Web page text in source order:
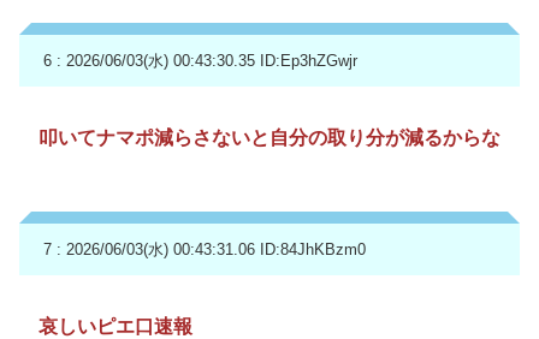
6 : 2026/06/03(水) 00:43:30.35 ID:Ep3hZGwjr
叩いてナマポ減らさないと自分の取り分が減るからな
7 : 2026/06/03(水) 00:43:31.06 ID:84JhKBzm0
哀しいピエ口速報